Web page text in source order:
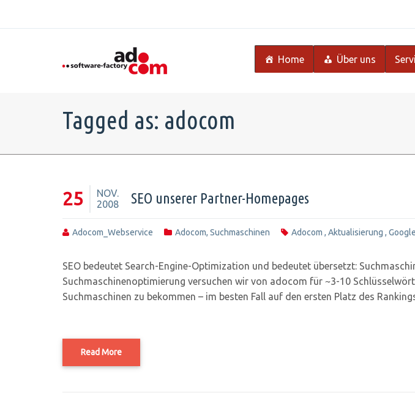
Home Über uns
Tagged as: adocom
25
NOV.
2008
SEO unserer Partner-Homepages
Adocom_Webservice Adocom, Suchmaschinen Adocom , Aktualisierung , Google
SEO bedeutet Search-Engine-Optimization und bedeutet übersetzt:
Suchmaschinenoptimierung versuchen wir von adocom für ~3-10
Suchmaschinen zu bekommen – im besten Fall auf den ersten Platz des
Read More